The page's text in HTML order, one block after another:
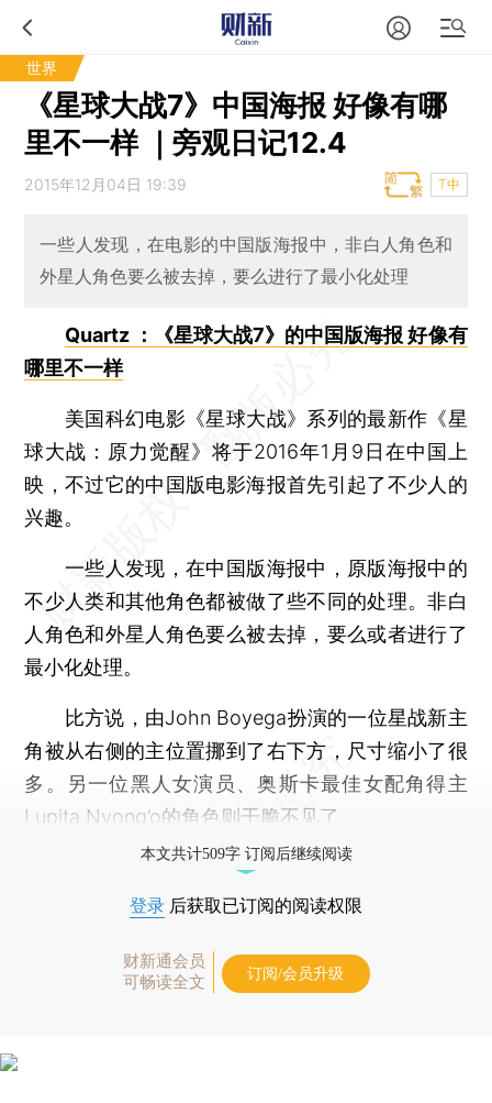
世界
《星球大战7》中国海报 好像有哪
里不一样 ｜旁观日记12.4
2015年12月04日 19:39 T中
一些人发现，在电影的中国版海报中，非白人角色和
外星人角色要么被去掉，要么进行了最小化处理
Quartz ：《星球大战7》的中国版海报 好像有
哪里不一样
美国科幻电影《星球大战》系列的最新作《星
球大战：原力觉醒》将于2016年1月9日在中国上
映，不过它的中国版电影海报首先引起了不少人的
兴趣。
一些人发现，在中国版海报中，原版海报中的
不少人类和其他角色都被做了些不同的处理。非白
人角色和外星人角色要么被去掉，要么或者进行了
最小化处理。
比方说，由John Boyega扮演的一位星战新主
角被从右侧的主位置挪到了右下方，尺寸缩小了很
多。另一位黑人女演员、奥斯卡最佳女配角得主
Lupita Nyong’o的角色则干脆不见了。
本文共计509字 订阅后继续阅读
登录 后获取已订阅的阅读权限
财新通会员
可畅读全文
订阅/会员升级